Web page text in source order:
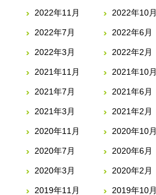
2022年11月 2022年10月
2022年7月 2022年6月
2022年3月 2022年2月
2021年11月 2021年10月
2021年7月 2021年6月
2021年3月 2021年2月
2020年11月 2020年10月
2020年7月 2020年6月
2020年3月 2020年2月
2019年11月 2019年10月